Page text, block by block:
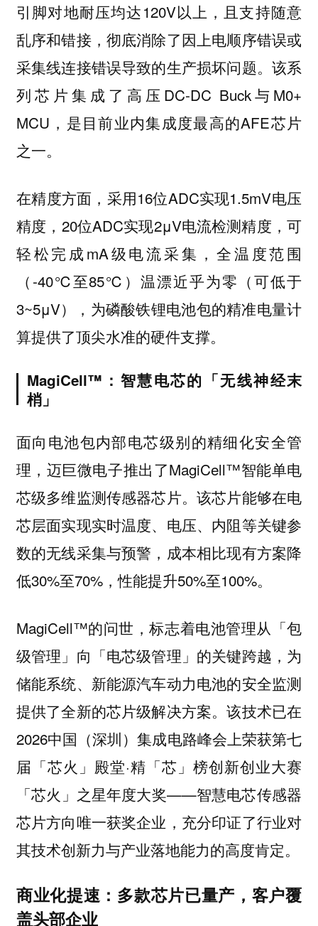
引脚对地耐压均达120V以上，且支持随意
乱序和错接，彻底消除了因上电顺序错误或
采集线连接错误导致的生产损坏问题。该系
列芯片集成了高压DC-DC Buck与M0+
MCU，是目前业内集成度最高的AFE芯片
之一。
在精度方面，采用16位ADC实现1.5mV电压
精度，20位ADC实现2μV电流检测精度，可
轻松完成mA级电流采集，全温度范围
（-40℃至85℃）温漂近乎为零（可低于
3~5μV），为磷酸铁锂电池包的精准电量计
算提供了顶尖水准的硬件支撑。
MagiCell™：智慧电芯的「无线神经末
梢」
面向电池包内部电芯级别的精细化安全管
理，迈巨微电子推出了MagiCell™智能单电
芯级多维监测传感器芯片。该芯片能够在电
芯层面实现实时温度、电压、内阻等关键参
数的无线采集与预警，成本相比现有方案降
低30%至70%，性能提升50%至100%。
MagiCell™的问世，标志着电池管理从「包
级管理」向「电芯级管理」的关键跨越，为
储能系统、新能源汽车动力电池的安全监测
提供了全新的芯片级解决方案。该技术已在
2026中国（深圳）集成电路峰会上荣获第七
届「芯火」殿堂·精「芯」榜创新创业大赛
「芯火」之星年度大奖——智慧电芯传感器
芯片方向唯一获奖企业，充分印证了行业对
其技术创新力与产业落地能力的高度肯定。
商业化提速：多款芯片已量产，客户覆
盖头部企业